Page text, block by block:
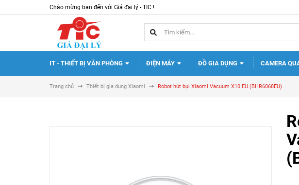
Chào mừng bạn đến với Giá đại lý - TIC !
IT - THIẾT BỊ VĂN PHÒNG ĐIỆN MÁY ĐỒ GIA DỤNG CAMERA
Trang chủ Thiết bị gia dụng Xiaomi Robot hút bụi Xiaomi Vacuum X10 EU (BHR6068EU)